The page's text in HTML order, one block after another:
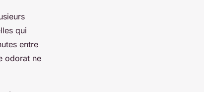
qui
entre
odorat ne